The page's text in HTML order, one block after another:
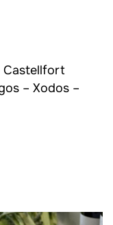
Castellfort
– Xodos –